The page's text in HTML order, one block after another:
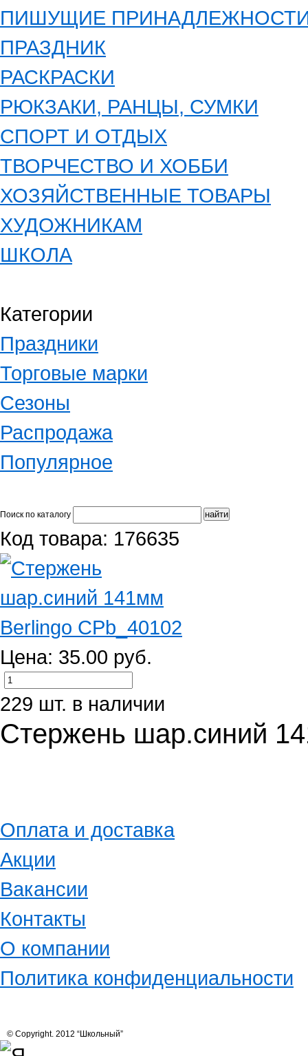
ПИШУЩИЕ
ПРАЗДНИК
РАСКРАСКИ
РЮКЗАКИ, РАНЦЫ, СУМКИ
СПОРТ И ОТДЫХ
ТВОРЧЕСТВО И ХОББИ
ХОЗЯЙСТВЕННЫЕ ТОВАРЫ
ХУДОЖНИКАМ
ШКОЛА
Категории
Праздники
Торговые марки
Сезоны
Распродажа
Популярное
Поиск по каталогу
Код товара: 176635
Цена: 35.00 руб.
229 шт. в наличии
Стержень шар.синий
Оплата и доставка
Акции
Вакансии
Контакты
О компании
Политика конфиденциальности
© Copyright. 2012 “Школьный”